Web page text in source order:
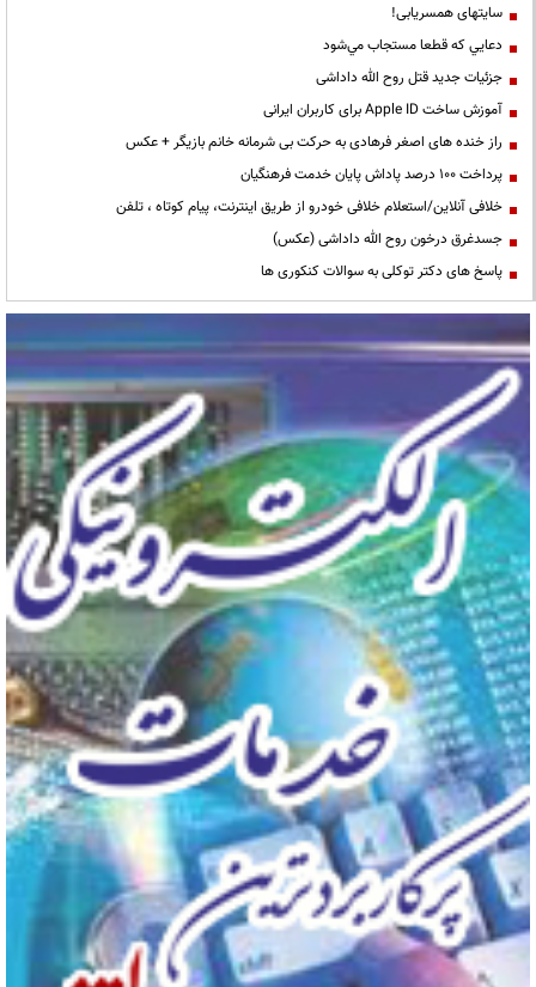
سایتهای همسریابی!
دعايي كه قطعا مستجاب مي‌شود
جزئیات جدید قتل روح الله داداشی
آموزش ساخت Apple ID برای کاربران ایرانی
راز خنده های اصغر فرهادی به حرکت بی شرمانه خانم بازیگر + عکس
پرداخت ۱۰۰ درصد پاداش پایان خدمت فرهنگیان
خلافی آنلاین/استعلام خلافی خودرو از طریق اینترنت، پیام کوتاه ، تلفن
جسدغرق درخون روح الله داداشی (عکس)
پاسخ های دکتر توکلی به سوالات کنکوری ها